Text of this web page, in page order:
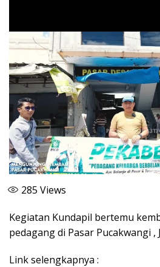
285 Views
Kegiatan Kundapil bertemu
pedagang di Pasar Pucakwangi ,
Link selengkapnya :